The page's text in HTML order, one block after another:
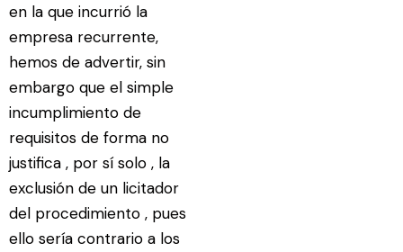
en la que incurrió la
empresa recurrente,
hemos de advertir, sin
embargo que el simple
incumplimiento de
requisitos de forma no
justifica , por sí solo , la
exclusión de un licitador
del procedimiento , pues
ello sería contrario a los